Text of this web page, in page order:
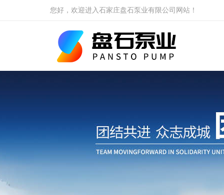
您好，欢迎进入石家庄盘石泵业有限公司网站！